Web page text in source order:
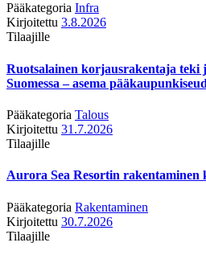
Pääkategoria Infra
Kirjoitettu 3.8.2026
Tilaajille
Ruotsalainen korjausrakentaja teki
Suomessa – asema
Pääkategoria Talous
Kirjoitettu 31.7.2026
Tilaajille
Aurora Sea Resortin rakentaminen
Pääkategoria Rakentaminen
Kirjoitettu 30.7.2026
Tilaajille